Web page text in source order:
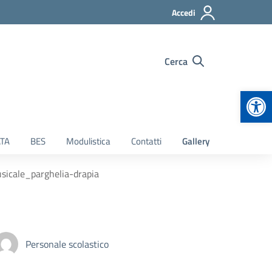
Accedi
Cerca
BES Modulistica Contatti Gallery
drapia
Personale scolastico